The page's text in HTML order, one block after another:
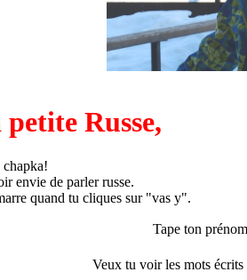
Russe,
chapka!
envie de parler russe.
quand tu cliques sur "vas y".
Tape ton
Veux tu voir les mots